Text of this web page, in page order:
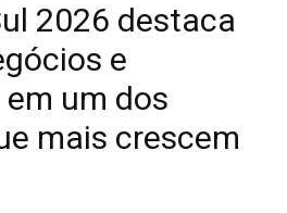
2026 destaca
e
um dos
mais crescem